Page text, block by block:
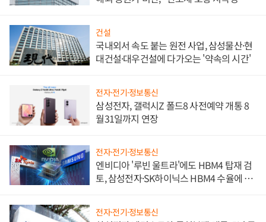
건설
국내외서 속도 붙는 원전 사업, 삼성물산·현
대건설·대우건설에 다가오는 '약속의 시간'
전자·전기·정보통신
삼성전자, 갤럭시Z 폴드8 사전예약 개통 8
월31일까지 연장
전자·전기·정보통신
엔비디아 '루빈 울트라'에도 HBM4 탑재 검
토, 삼성전자·SK하이닉스 HBM4 수율에 주
전자·전기·정보통신